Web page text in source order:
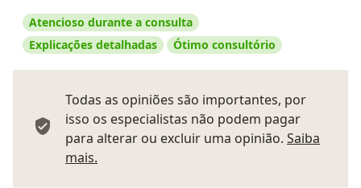
Atencioso durante a consulta
Explicações detalhadas
Ótimo consultório
Todas as opiniões são importantes, por
isso os especialistas não podem pagar
para alterar ou excluir uma opinião. Saiba
mais.